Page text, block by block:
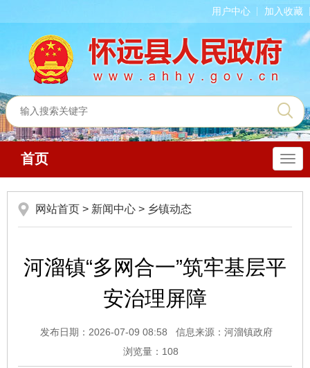
用户中心 加入收藏
导
航
首页
网站首页 > 新闻中心 > 乡镇动态
河溜镇“多网合一”筑牢基层平
安治理屏障
发布日期：2026-07-09 08:58
信息来源：河溜镇政府
浏览量： 108